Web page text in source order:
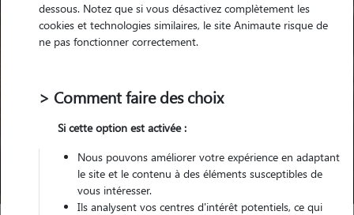
Ville
Pour quel animal ?
Trouver mon Pet Sitter
dessous. Notez que si vous désactivez complètement les
cookies et technologies similaires, le site Animaute risque de
ne pas fonctionner correctement.
> Comment faire des choix
Si cette option est activée :
Nous pouvons améliorer votre expérience en adaptant
le site et le contenu à des éléments susceptibles de
vous intéresser.
Ils analysent vos centres d'intérêt potentiels, ce qui